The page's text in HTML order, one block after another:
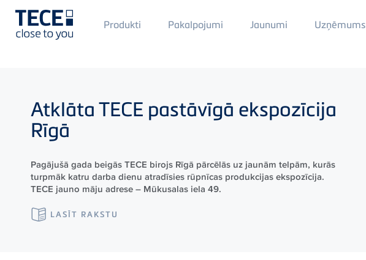
Main
Menü
Produkti Pakalpojumi Jaunumi Main
Menu
Uzņēmums
AtklātaTECE pastāvīgā ekspozīcija
Rīgā
Pagājušā gada beigās TECE birojs Rīgā pārcēlās uz jaunām telpām, kurās
turpmāk katru darba dienu atradīsies rūpnīcas produkcijas ekspozīcija.
TECE jauno māju adrese – Mūkusalas iela 49.
LASĪT RAKSTU